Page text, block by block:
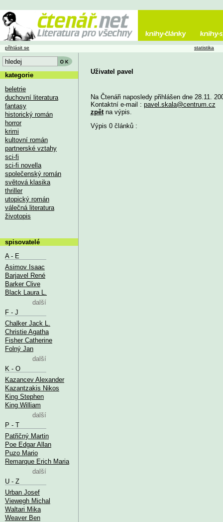
Uživatel pavel
Na Čtenáři naposledy přihlášen dne 28.11.
Kontaktní e-mail : pavel.skala@centrum.cz
zpětna výpis.
Výpis 0 článků :
přihlásit se statistika
kategorie
beletrie
duchovní literatura
fantasy
historický román
horror
krimi
kultovní román
partnerské vztahy
sci-fi
sci-fi novella
společenský román
světová klasika
thriller
utopický román
válečná literatura
životopis
spisovatelé
A - E
Asimov Isaac
Barjavel René
Barker Clive
Black Laura L.
další
F - J
Chalker Jack L.
Christie Agatha
Fisher Catherine
Folný Jan
další
K - O
Kazancev Alexander
Kazantzakis Nikos
King Stephen
King William
další
P - T
Patřičný Martin
Poe Edgar Allan
Puzo Mario
Remarque Erich Maria
další
U - Z
Urban Josef
Viewegh Michal
Waltari Mika
Weaver Ben